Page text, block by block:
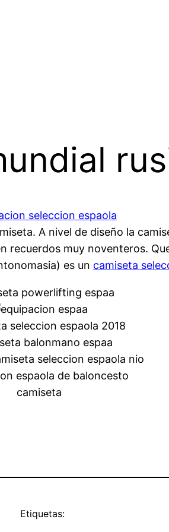
A nivel de diseño la
muy noventeros.
es un camiseta
Etiquetas: